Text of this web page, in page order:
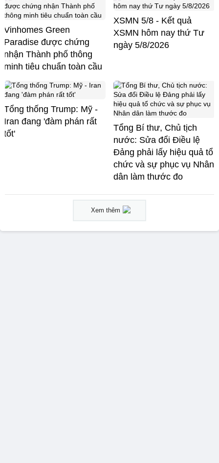
Vinhomes Green
Paradise được chứng
nhận Thành phố thông
minh tiêu chuẩn toàn cầu
XSMN 5/8 - Kết quả
XSMN hôm nay thứ Tư
ngày 5/8/2026
Tổng thống Trump: Mỹ -
Iran đang 'đàm phán rất
tốt'
Tổng Bí thư, Chủ tịch
nước: Sửa đổi Điều lệ
Đảng phải lấy hiệu quả tổ
chức và sự phục vụ Nhân
dân làm thước đo
Xem thêm